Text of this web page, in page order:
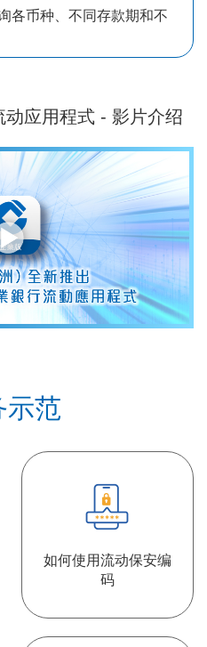
各币种、不同存款期和不
应用程式 - 影片介绍
示范
如何使用流动保安编
码